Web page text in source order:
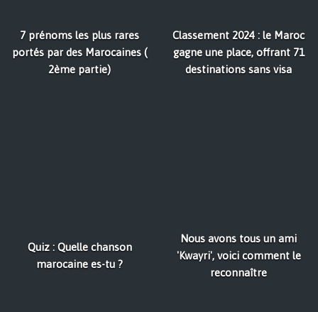
7 prénoms les plus rares
portés par des Marocaines (
2ème partie)
Classement 2024 : le Maroc
gagne une place, offrant 71
destinations sans visa
Quiz : Quelle chanson
marocaine es-tu ?
Nous avons tous un ami
'Kwayri', voici comment le
reconnaître